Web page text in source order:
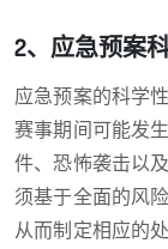
2、应急预案
应急预案的科学
赛事期间可能发
件、恐怖袭击以
须基于全面的风
从而制定相应的